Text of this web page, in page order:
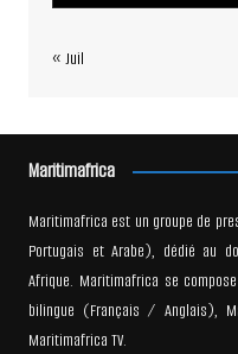
« Juil
Maritimafrica
Maritimafrica est un groupe de
Portugais et Arabe), dédié au
Afrique. Maritimafrica se
bilingue (Français / Anglais),
Maritimafrica TV.